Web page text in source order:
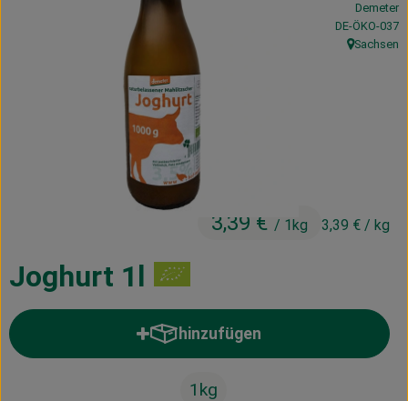
Vorratskammer
Haus, Garten & Co.
Lieferservice
Neues vom Hof
Joghurt 1l
3,39 € / 1kg 3,39 € / kg
Demeter
,DE-ÖKO-037
, Herkunft:
Sachsen
hinzufügen
Produkt zum Warenkorb
1kg